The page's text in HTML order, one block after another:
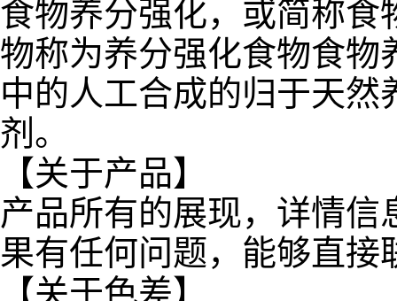
食物养分强化，或简称
物称为养分强化食物食物
中的人工合成的归于天
剂。
【关于产品】
产品所有的展现，详情
果有任何问题，能够直接
【关于色差】